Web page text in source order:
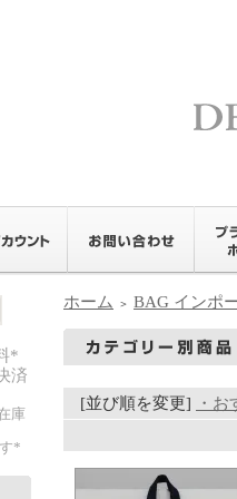
*
済
庫
*
ホーム ＞ BAG インポ
[並び順を変更] ・お